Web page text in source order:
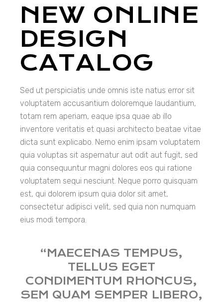
NEW ONLINE
DESIGN
CATALOG
Sed ut perspiciatis unde omnis iste natus error sit
voluptatem accusantium doloremque laudantium,
totam rem aperiam, eaque ipsa quae ab illo
inventore veritatis et quasi architecto beatae vitae
dicta sunt explicabo. Nemo enim ipsam voluptatem
quia voluptas sit aspernatur aut odit aut fugit, sed
quia consequuntur magni dolores eos qui ratione
voluptatem sequi nesciunt. Neque porro quisquam
est, qui dolorem ipsum quia dolor sit amet,
consectetur adipisci velit, sed quia non numquam
eius modi tempora.
“MAECENAS TEMPUS,
TELLUS EGET
CONDIMENTUM RHONCUS,
SEM QUAM SEMPER LIBERO,